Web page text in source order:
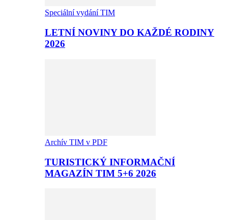
Speciální vydání TIM
LETNÍ NOVINY DO KAŽDÉ RODINY
2026
Archív TIM v PDF
TURISTICKÝ INFORMAČNÍ
MAGAZÍN TIM 5+6 2026